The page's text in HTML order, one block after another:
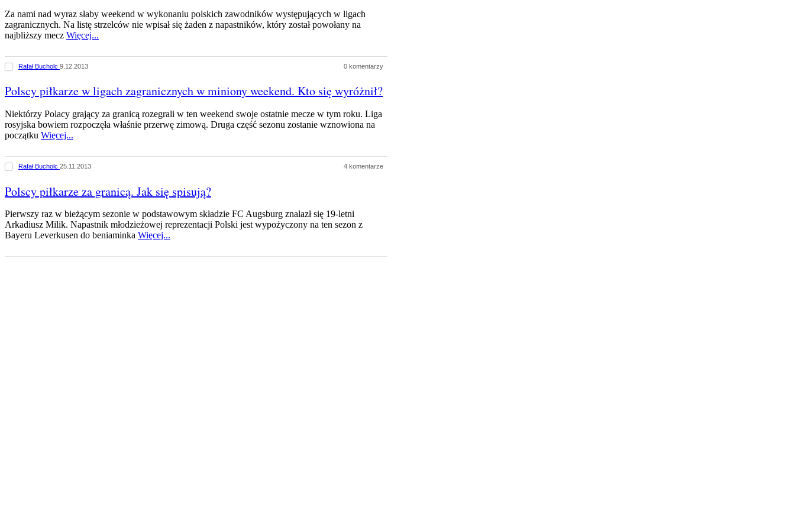
Za nami nad wyraz słaby weekend w wykonaniu polskich zawodników występujących w ligach
zagranicznych. Na listę strzelców nie wpisał się żaden z napastników, który został powołany na
najbliższy mecz Więcej...
Rafał Bucholc 9.12.2013 0 komentarzy
Polscy piłkarze w ligach zagranicznych w miniony weekend. Kto się wyróżnił?
Niektórzy Polacy grający za granicą rozegrali w ten weekend swoje ostatnie mecze w tym roku. Liga
rosyjska bowiem rozpoczęła właśnie przerwę zimową. Druga część sezonu zostanie wznowiona na
początku Więcej...
Rafał Bucholc 25.11.2013 4 komentarze
Polscy piłkarze za granicą. Jak się spisują?
Pierwszy raz w bieżącym sezonie w podstawowym składzie FC Augsburg znalazł się 19-letni
Arkadiusz Milik. Napastnik młodzieżowej reprezentacji Polski jest wypożyczony na ten sezon z
Bayeru Leverkusen do beniaminka Więcej...